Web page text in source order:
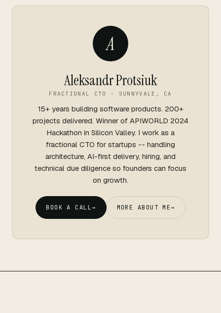
A
Aleksandr Protsiuk
FRACTIONAL CTO - SUNNYVALE, CA
15+ years building software products. 200+
projects delivered. Winner of APIWORLD 2024
Hackathon in Silicon Valley. I work as a
fractional CTO for startups -- handling
architecture, AI-first delivery, hiring, and
technical due diligence so founders can focus
on growth.
BOOK A CALL→ MORE ABOUT ME→